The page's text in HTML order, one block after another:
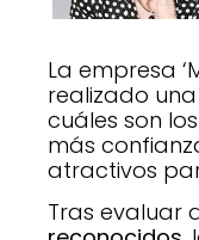
La empresa
realizado
cuáles son
más
atractivos
Tras evaluar